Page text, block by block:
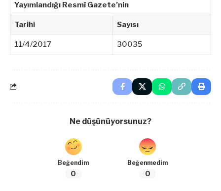
Yayımlandığı Resmî Gazete’nin
Tarihi Sayısı
11/4/2017 30035
Ne düşünüyorsunuz?
Beğendim
0
Beğenmedim
0